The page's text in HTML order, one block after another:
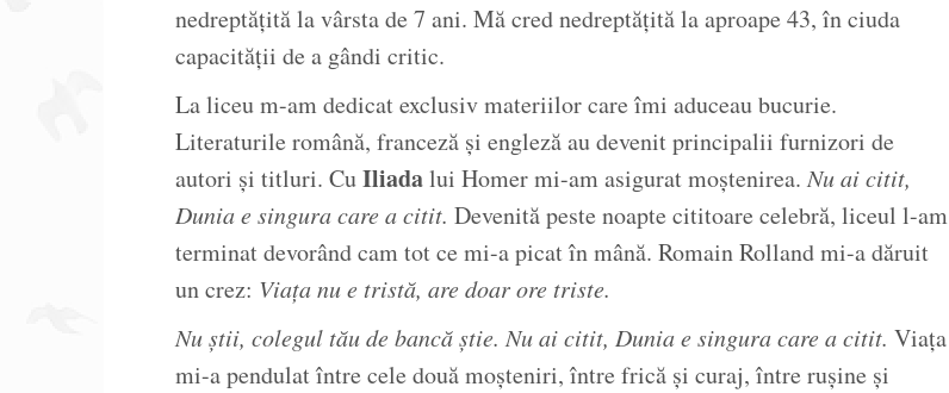
nedreptățită la vârsta de 7 ani. Mă cred nedreptățită la aproape 43, în ciuda
capacității de a gândi critic.
La liceu m-am dedicat exclusiv materiilor care îmi aduceau bucurie.
Literaturile română, franceză și engleză au devenit principalii furnizori de
autori și titluri. CuIliadalui Homer mi-am asigurat moștenirea.Nu ai citit,
Dunia e singura care a citit. Devenită peste noapte cititoare celebră, liceul l-am
terminat devorând cam tot ce mi-a picat în mână. Romain Rolland mi-a dăruit
un crez: Viața nu e tristă, are doar ore triste.
Nu știi, colegul tău de bancă știe. Nu ai citit, Dunia e singura care a citit. Viața
mi-a pendulat între cele două moșteniri, între frică și curaj, între rușine și